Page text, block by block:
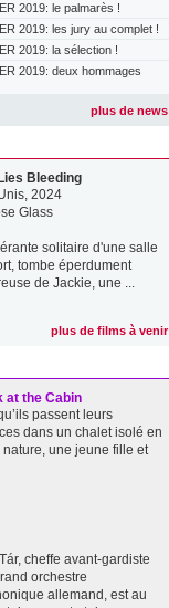
2019: le palmarès !
2019: les jury au complet !
2019: la sélection !
2019: deux hommages
plus de news
Bleeding
2024
Glass
solitaire d'une salle
tombe éperdument
de Jackie, une ...
plus de films à venir
at the Cabin
passent leurs
dans un chalet isolé en
une jeune fille et
cheffe avant-gardiste
orchestre
allemand, est au